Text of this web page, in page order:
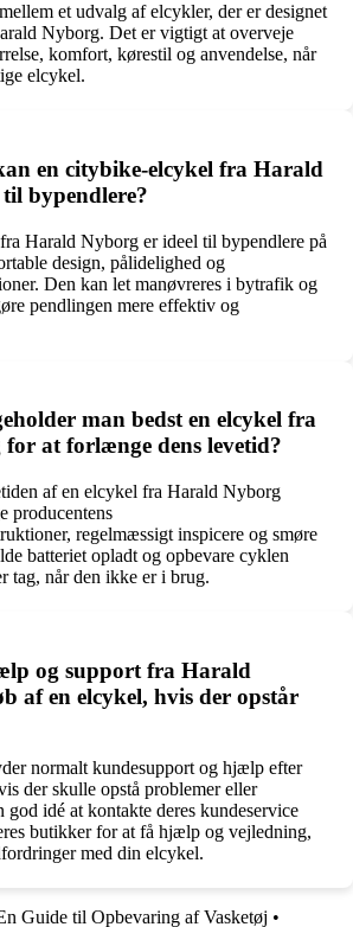
et udvalg af elcykler, der er designet
Nyborg. Det er vigtigt at overveje
komfort, kørestil og anvendelse, når
elcykel.
en citybike-elcykel fra Harald
bypendlere?
Harald Nyborg er ideel til bypendlere på
design, pålidelighed og
Den kan let manøvreres i bytrafik og
pendlingen mere effektiv og
man bedst en elcykel fra
at forlænge dens levetid?
af en elcykel fra Harald Nyborg
producentens
regelmæssigt inspicere og smøre
batteriet opladt og opbevare cyklen
tag, når den ikke er i brug.
og support fra Harald
af en elcykel, hvis der opstår
normalt kundesupport og hjælp efter
der skulle opstå problemer eller
god idé at kontakte deres kundeservice
butikker for at få hjælp og vejledning,
med din elcykel.
Guide til Opbevaring af Vasketøj •